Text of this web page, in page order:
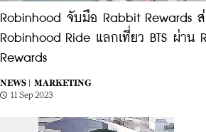
Robinhood จับมือ Rabbit Rewards
Robinhood Ride แลกเที่ยว BTS ผ่าน
Rewards
NEWS |
MARKETING
11 Sep 2023